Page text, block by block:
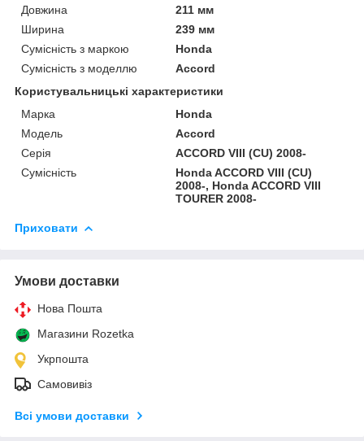
Довжина
211 мм
Ширина
239 мм
Сумісність з маркою
Honda
Сумісність з моделлю
Accord
Користувальницькі характеристики
Марка
Honda
Модель
Accord
Серія
ACCORD VIII (CU) 2008-
Сумісність
Honda ACCORD VIII (CU)
2008-, Honda ACCORD VIII
TOURER 2008-
Приховати
Умови доставки
Нова Пошта
Магазини Rozetka
Укрпошта
Самовивіз
Всі умови доставки